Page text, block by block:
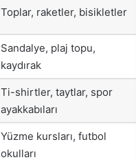
Toplar, raketler, bisikletler
Sandalye, plaj topu,
kaydırak
Ti-shirtler, taytlar, spor
ayakkabıları
Yüzme kursları, futbol
okulları